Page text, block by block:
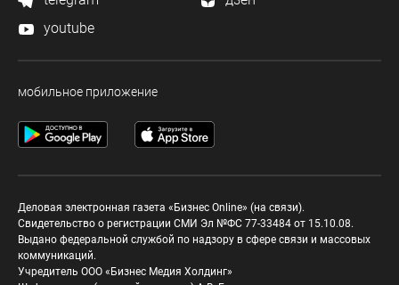
youtube
мобильное приложение
Деловая электронная газета «Бизнес Online» (на связи).
Свидетельство о регистрации СМИ Эл №ФС 77-33484 от 15.10.08.
Выдано федеральной службой по надзору в сфере связи и массовых
коммуникаций.
Учредитель ООО «Бизнес Медия Холдинг»